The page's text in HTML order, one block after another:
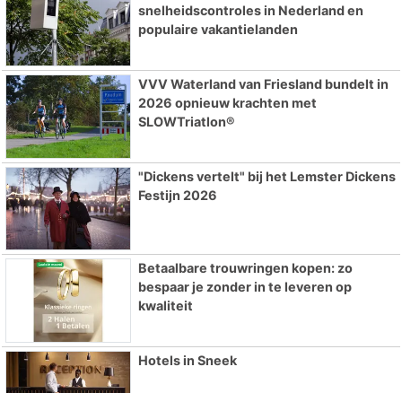
snelheidscontroles in Nederland en
populaire vakantielanden
VVV Waterland van Friesland bundelt in
2026 opnieuw krachten met
SLOWTriatlon®
"Dickens vertelt" bij het Lemster Dickens
Festijn 2026
Betaalbare trouwringen kopen: zo
bespaar je zonder in te leveren op
kwaliteit
Hotels in Sneek